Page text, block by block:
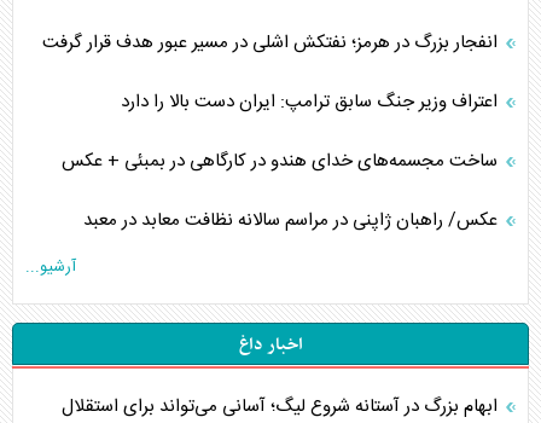
انفجار بزرگ در هرمز؛ نفتکش اشلی در مسیر عبور هدف قرار گرفت
اعتراف وزیر جنگ سابق ترامپ: ایران دست بالا را دارد
ساخت مجسمه‌های خدای هندو در کارگاهی در بمبئی + عکس
عکس/ راهبان ژاپنی در مراسم سالانه نظافت معابد در معبد
آرشیو...
اخبار داغ
ابهام بزرگ در آستانه شروع لیگ؛ آسانی می‌تواند برای استقلال